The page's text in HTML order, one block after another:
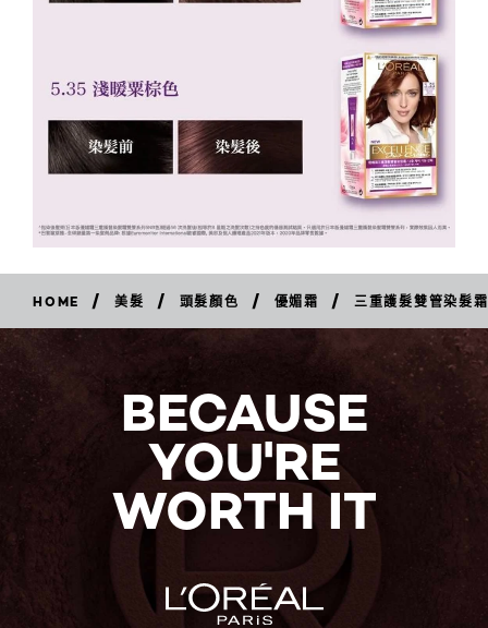
HOME / 美髮 / 頭髮顏色 / 優媚霜 / 三重護髮雙管染髮霜
BECAUSE
YOU'RE
WORTH IT